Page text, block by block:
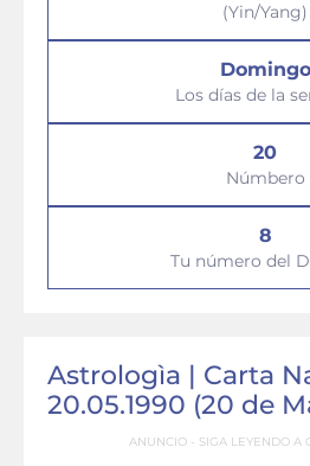
(Yin/Yang)
Domingo
Los días de la
20
Númbero
8
Tu número del
Astrologìa | Carta
20.05.1990 (20 de
ANUNCIO - SIGA LEYENDO A